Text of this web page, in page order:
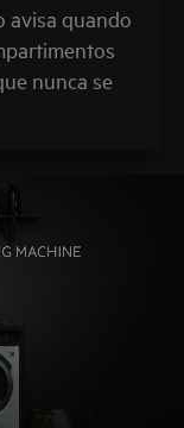
avisa quando
nunca se